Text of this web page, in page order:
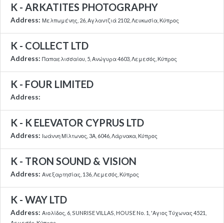
K - ARKATITES PHOTOGRAPHY
Address: Μελπωμένης, 26, Αγλαντζιά 2102, Λευκωσία, Κύπρος
K - COLLECT LTD
Address: Παπαελισσαίου, 5, Ανώγυρα 4603, Λεμεσός, Κύπρος
K - FOUR LIMITED
Address:
K - K ELEVATOR CYPRUS LTD
Address: Ιωάννη Μίλτωνος, 3Α, 6046, Λάρνακα, Κύπρος
K - TRON SOUND & VISION
Address: Ανεξαρτησίας, 136, Λεμεσός, Κύπρος
K - WAY LTD
Address: Αιολίδος, 6, SUNRISE VILLAS, HOUSE No. 1, 'Αγιος Τύχωνας 4521,